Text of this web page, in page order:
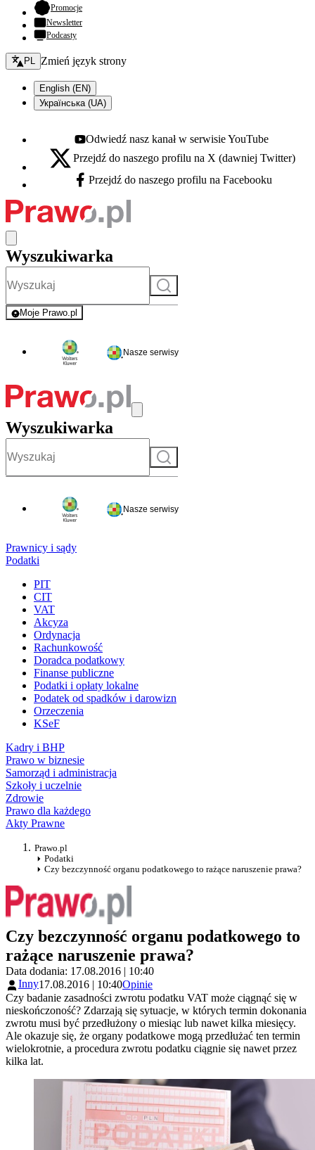
Promocje- otwiera się w nowej karcie
Newsletter
Podcasty
Zmień język - bieżący:
PL Zmień język strony
English (EN)
Українська (UA)
Youtube - otwiera się w nowej karcie
Odwiedź nasz kanał w serwisie YouTube
X - otwiera się w nowej karcie
Przejdź do naszego profilu na X (dawniej Twitter)
Facebook - otwiera się w nowej karcie
Przejdź do naszego profilu na Facebooku
Wyszukiwarka
Szukaj
Moje Prawo.pl
- rejestracja i logowanie do serwisu
Nasze serwisy
Wyszukiwarka
Szukaj
Nasze serwisy
Prawnicy i sądy
Podatki
PIT
CIT
VAT
Akcyza
Ordynacja
Rachunkowość
Doradca podatkowy
Finanse publiczne
Podatki i opłaty lokalne
Podatek od spadków i darowizn
Orzeczenia
KSeF
Kadry i BHP
Prawo w biznesie
Samorząd i administracja
Szkoły i uczelnie
Zdrowie
Prawo dla każdego
Akty Prawne
Prawo.pl
Podatki
Czy bezczynność organu podatkowego to rażące naruszenie prawa?
Czy bezczynność organu podatkowego to
rażące naruszenie prawa?
Data dodania: 17.08.2016 | 10:40
Inny17.08.2016 | 10:40Opinie
Czy badanie zasadności zwrotu podatku VAT może ciągnąć się w
nieskończoność? Zdarzają się sytuacje, w których termin dokonania
zwrotu musi być przedłużony o miesiąc lub nawet kilka miesięcy.
Ale okazuje się, że organy podatkowe mogą przedłużać ten termin
wielokrotnie, a procedura zwrotu podatku ciągnie się nawet przez
kilka lat.